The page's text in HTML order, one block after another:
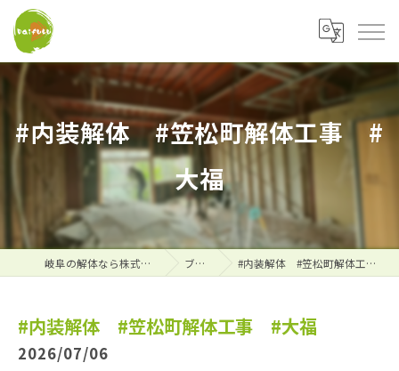
#内装解体 #笠松町解体工事 #
大福
岐阜の解体なら株式会社大福 ブログ #内装解体 #笠松町解体工事 #大福
#内装解体 #笠松町解体工事 #大福
2026/07/06